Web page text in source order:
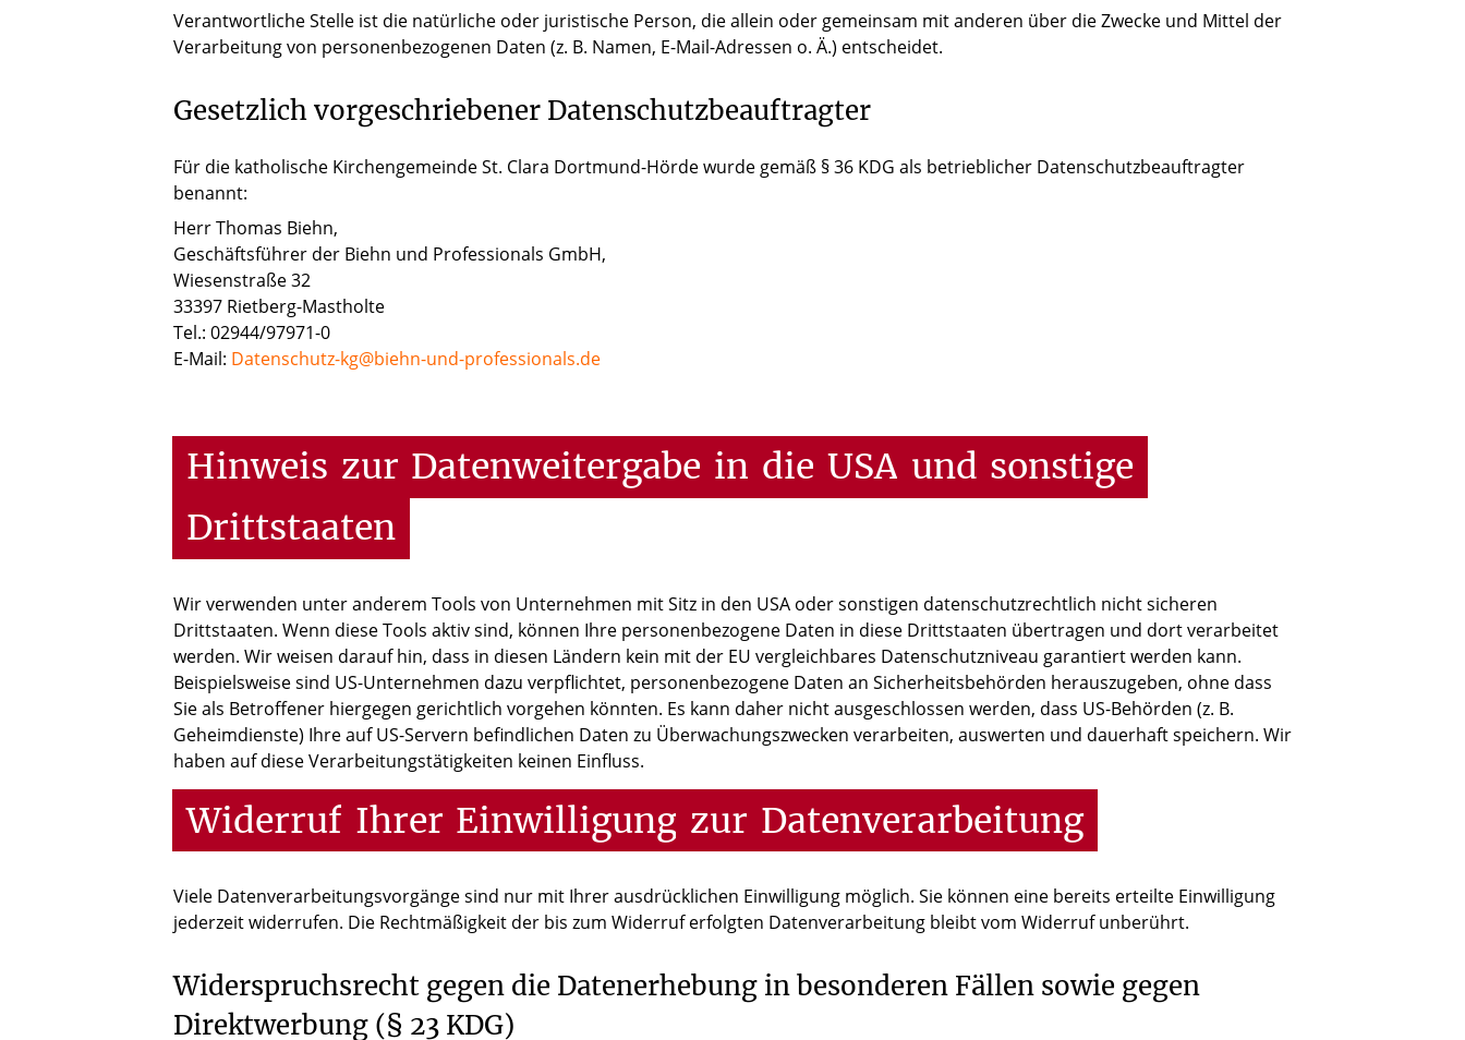
Verantwortliche Stelle ist die natürliche oder juristische Person, die allein oder gemeinsam mit anderen über die Zwecke und Mittel der
Verarbeitung von personenbezogenen Daten (z. B. Namen, E-Mail-Adressen o. Ä.) entscheidet.
Gesetzlich vorgeschriebener Datenschutzbeauftragter
Für die katholische Kirchengemeinde St. Clara Dortmund-Hörde wurde gemäß § 36 KDG als betrieblicher Datenschutzbeauftragter
benannt:
Herr Thomas Biehn,
Geschäftsführer der Biehn und Professionals GmbH,
Wiesenstraße 32
33397 Rietberg-Mastholte
Tel.: 02944/97971-0
E-Mail: Datenschutz-kg@biehn-und-professionals.de
Hinweis zur Datenweitergabe in die USA und sonstige
Drittstaaten
Wir verwenden unter anderem Tools von Unternehmen mit Sitz in den USA oder sonstigen datenschutzrechtlich nicht sicheren
Drittstaaten. Wenn diese Tools aktiv sind, können Ihre personenbezogene Daten in diese Drittstaaten übertragen und dort verarbeitet
werden. Wir weisen darauf hin, dass in diesen Ländern kein mit der EU vergleichbares Datenschutzniveau garantiert werden kann.
Beispielsweise sind US-Unternehmen dazu verpflichtet, personenbezogene Daten an Sicherheitsbehörden herauszugeben, ohne dass
Sie als Betroffener hiergegen gerichtlich vorgehen könnten. Es kann daher nicht ausgeschlossen werden, dass US-Behörden (z. B.
Geheimdienste) Ihre auf US-Servern befindlichen Daten zu Überwachungszwecken verarbeiten, auswerten und dauerhaft speichern. Wir
haben auf diese Verarbeitungstätigkeiten keinen Einfluss.
Widerruf Ihrer Einwilligung zur Datenverarbeitung
Viele Datenverarbeitungsvorgänge sind nur mit Ihrer ausdrücklichen Einwilligung möglich. Sie können eine bereits erteilte Einwilligung
jederzeit widerrufen. Die Rechtmäßigkeit der bis zum Widerruf erfolgten Datenverarbeitung bleibt vom Widerruf unberührt.
Widerspruchsrecht gegen die Datenerhebung in besonderen Fällen sowie gegen
Direktwerbung (§ 23 KDG)